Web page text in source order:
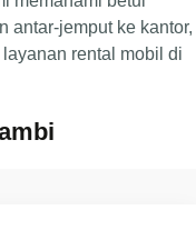
antar-jemput ke kantor,
rental mobil di